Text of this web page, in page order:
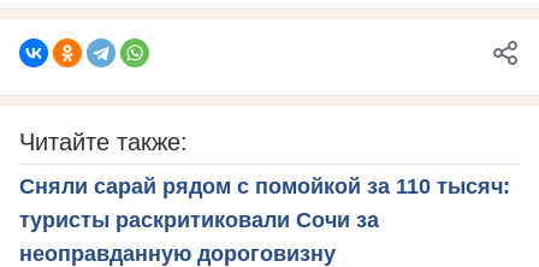
Читайте также:
Сняли сарай рядом с помойкой за 110 тысяч:
туристы раскритиковали Сочи за
неоправданную дороговизну